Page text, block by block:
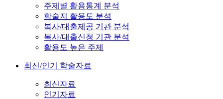
주제별 활용통계 분석
학술지 활용도 분석
복사/대출제공 기관 분석
복사/대출신청 기관 분석
활용도 높은 주제
최신/인기 학술자료
최신자료
인기자료